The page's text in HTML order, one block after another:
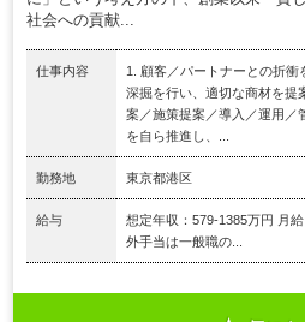
社会への貢献...
仕事内容
1. 顧客／パートナーとの折衝
深掘を行い、適切な商材を提
案／施策提案／導入／運用／
を自ら推進し、...
勤務地 東京都港区
給与
想定年収：579-1385万円 月
外手当は一般職の...